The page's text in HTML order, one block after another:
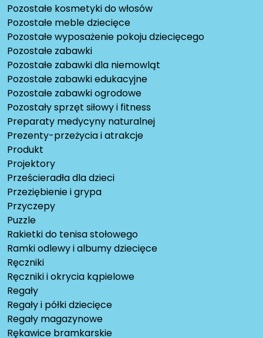
Pozostałe kosmetyki do włosów
Pozostałe meble dziecięce
Pozostałe wyposażenie pokoju dziecięcego
Pozostałe zabawki
Pozostałe zabawki dla niemowląt
Pozostałe zabawki edukacyjne
Pozostałe zabawki ogrodowe
Pozostały sprzęt siłowy i fitness
Preparaty medycyny naturalnej
Prezenty-przeżycia i atrakcje
Produkt
Projektory
Prześcieradła dla dzieci
Przeziębienie i grypa
Przyczepy
Puzzle
Rakietki do tenisa stołowego
Ramki odlewy i albumy dziecięce
Ręczniki
Ręczniki i okrycia kąpielowe
Regały
Regały i półki dziecięce
Regały magazynowe
Rękawice bramkarskie